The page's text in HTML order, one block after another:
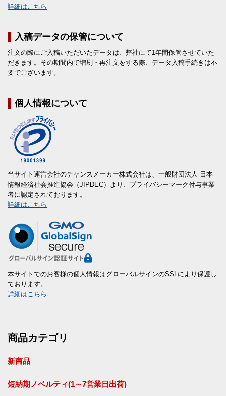
詳細はこちら
入稿データの保管について
注文の際にご入稿いただいたデータは、弊社にて1年間保管させていた
だきます。その期間内で増刷・再注文をする際、データ入稿手続きは不
要でございます。
個人情報について
当サイト運営会社のチャンスメーカー株式会社は、一般財団法人 日本
情報経済社会推進協会（JIPDEC）より、プライバシーマーク付与事業
者に認定されております。
詳細はこちら
本サイトでのお客様の個人情報はグローバルサインのSSLにより保護し
ております。
詳細はこちら
商品カテゴリ
新商品
短納期ノベルティ(1～7営業日出荷)